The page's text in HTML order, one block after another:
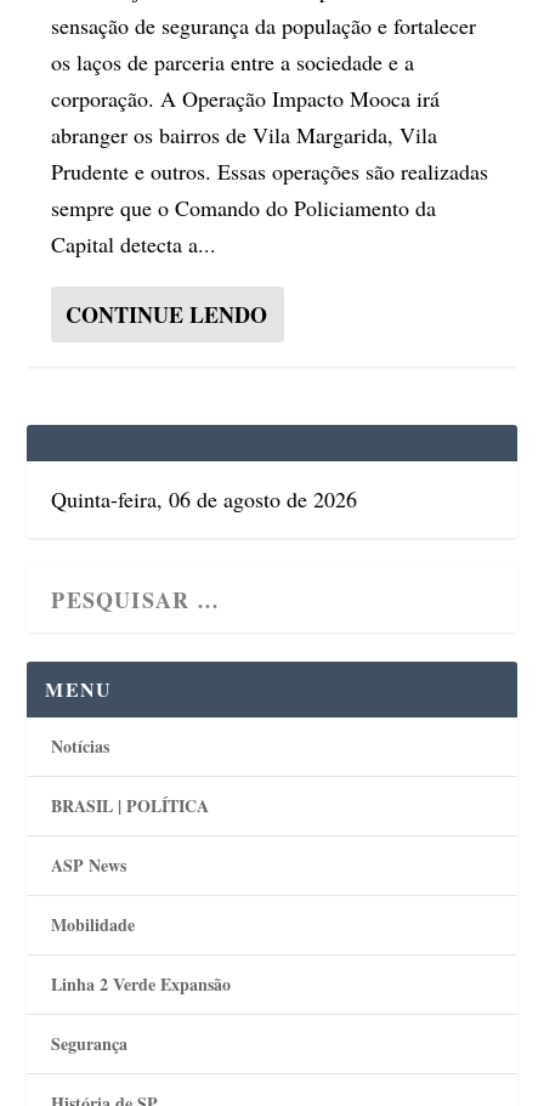
sensação de segurança da população e fortalecer
os laços de parceria entre a sociedade e a
corporação. A Operação Impacto Mooca irá
abranger os bairros de Vila Margarida, Vila
Prudente e outros. Essas operações são realizadas
sempre que o Comando do Policiamento da
Capital detecta a...
CONTINUE LENDO
Quinta-feira, 06 de agosto de 2026
MENU
Notícias
BRASIL | POLÍTICA
ASP News
Mobilidade
Linha 2 Verde Expansão
Segurança